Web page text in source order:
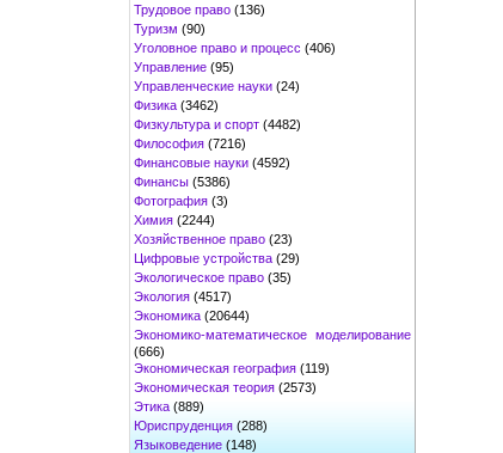
Трудовое право (136)
Туризм (90)
Уголовное право и процесс (406)
Управление (95)
Управленческие науки (24)
Физика (3462)
Физкультура и спорт (4482)
Философия (7216)
Финансовые науки (4592)
Финансы (5386)
Фотография (3)
Химия (2244)
Хозяйственное право (23)
Цифровые устройства (29)
Экологическое право (35)
Экология (4517)
Экономика (20644)
Экономико-математическое моделирование
(666)
Экономическая география (119)
Экономическая теория (2573)
Этика (889)
Юриспруденция (288)
Языковедение (148)